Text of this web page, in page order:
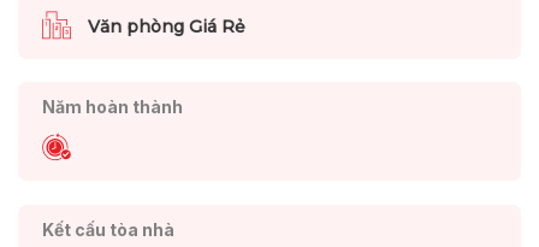
Văn phòng Giá Rẻ
Năm hoàn thành
Kết cấu tòa nhà